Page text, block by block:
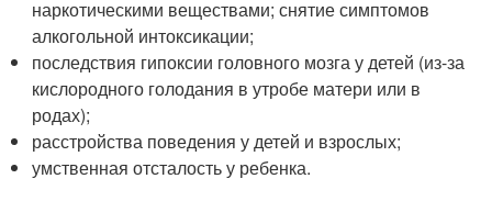
наркотическими веществами; снятие симптомов
алкогольной интоксикации;
последствия гипоксии головного мозга у детей (из-за
кислородного голодания в утробе матери или в
родах);
расстройства поведения у детей и взрослых;
умственная отсталость у ребенка.